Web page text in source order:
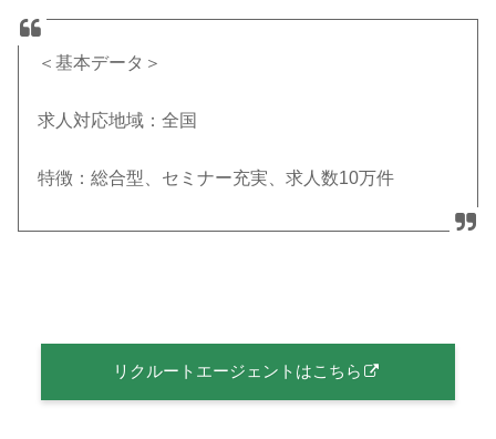
＜基本データ＞
求人対応地域：全国
特徴：総合型、セミナー充実、求人数10万件
リクルートエージェントはこちら